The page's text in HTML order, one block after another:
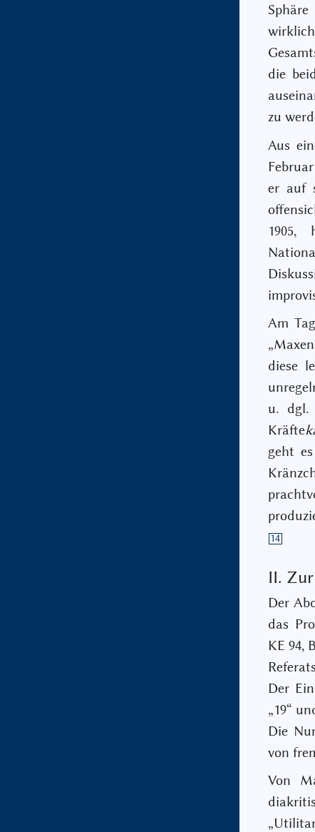
die
zu
Aus
er auf
1905,
Am
diese
u. dgl.
Kräfte
geht
14
II.
Der
das
KE 94,
Der
„19“
Die
von
Von